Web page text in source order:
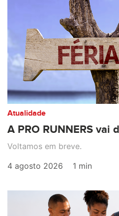
Atualidade
A PRO RUNNERS vai
Voltamos em breve.
4 agosto 2026
1 min